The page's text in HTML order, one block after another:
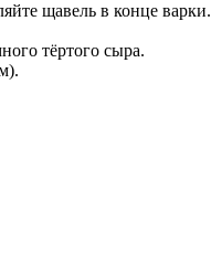
щавель в конце варки.
тёртого сыра.